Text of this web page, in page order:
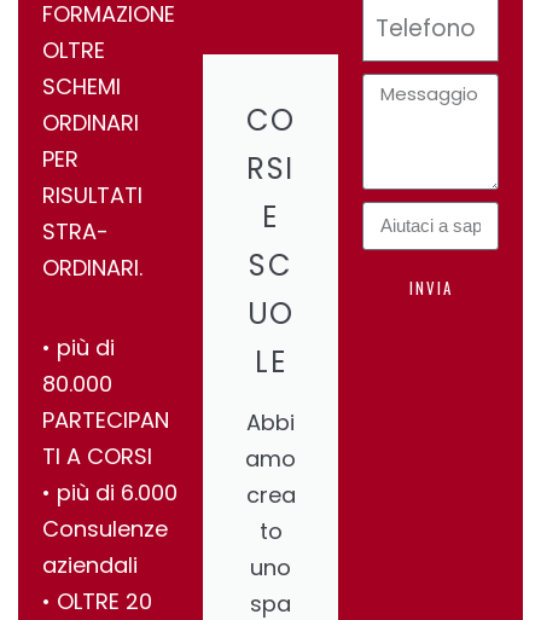
FORMAZIONE
OLTRE
SCHEMI
ORDINARI
PER
RISULTATI
STRA-
ORDINARI.
•⁠ ⁠più di
80.000
PARTECIPAN
TI A CORSI
•⁠ ⁠più di 6.000
Consulenze
aziendali
•⁠ ⁠OLTRE 20
CO
RSI
E
SC
UO
LE
Abbi
amo
crea
to
uno
spa
INVIA